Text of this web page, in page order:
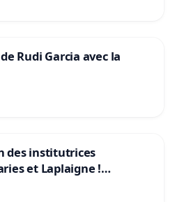
Rudi Garcia avec la
des institutrices
et Laplaigne !
de nos enfants.